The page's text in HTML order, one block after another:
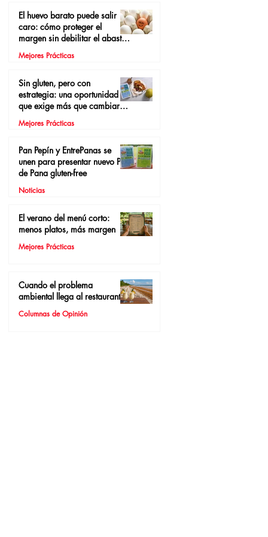
El huevo barato puede salir
caro: cómo proteger el
margen sin debilitar el abasto
local
Mejores Prácticas
Sin gluten, pero con
estrategia: una oportunidad
que exige más que cambiar el
pan
Mejores Prácticas
Pan Pepín y EntrePanas se
unen para presentar nuevo Pan
de Pana gluten-free
Noticias
El verano del menú corto:
menos platos, más margen
Mejores Prácticas
Cuando el problema
ambiental llega al restaurante
Columnas de Opinión